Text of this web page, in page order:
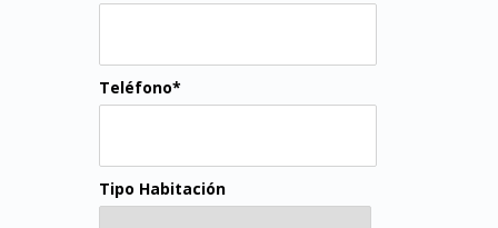
Teléfono*
Tipo Habitación